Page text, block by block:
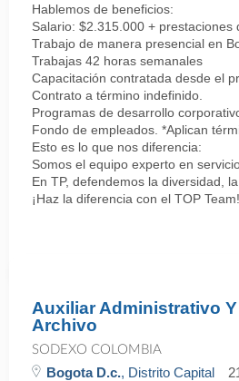
Hablemos de beneficios:
Salario: $2.315.000 + prestaciones
Trabajo de manera presencial en
Trabajas 42 horas semanales
Capacitación contratada desde el
Contrato a término indefinido.
Programas de desarrollo
Fondo de empleados. *Aplican
Esto es lo que nos diferencia:
Somos el equipo experto en
En TP, defendemos la diversidad,
¡Haz la diferencia con el TOP
Auxiliar Administrativo Y
Archivo
SODEXO COLOMBIA
Bogota D.c., Distrito Capital